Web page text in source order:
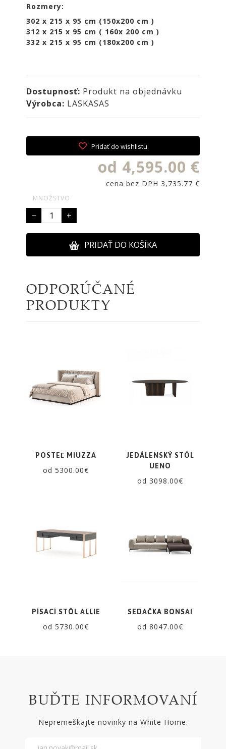
dlažby
KATALÓGY
KONTAKT
Rozmery:
302 x 215 x 95 cm (150x200 cm )
312 x 215 x 95 cm ( 160x 200 cm )
332 x 215 x 95 cm (180x200 cm )
Dostupnosť: Produkt na objednávku
Výrobca: LASKASAS
Pridať do wishlistu
od 4,595.00 €
cena bez DPH 3,735.77 €
MNOŽSTVO
− +
PRIDAŤ DO KOŠÍKA
ODPORÚČANÉ
PRODUKTY
POSTEĽ MIUZZA
od 5300.00€
JEDÁLENSKÝ STÔL
UENO
od 3098.00€
PÍSACÍ STÔL ALLIE
od 5730.00€
SEDAČKA BONSAI
od 8047.00€
BUĎTE INFORMOVANÍ
Nepremeškajte novinky na White Home.